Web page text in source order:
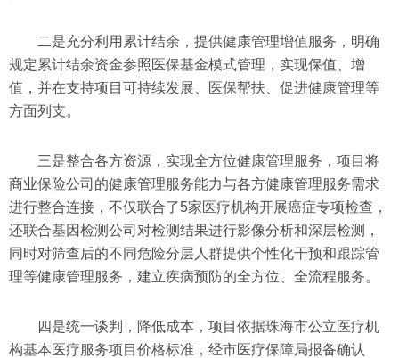
二是充分利用累计结余，提供健康管理增值服务，明确
规定累计结余资金参照医保基金模式管理，实现保值、增
值，并在支持项目可持续发展、医保帮扶、促进健康管理等
方面列支。
三是整合各方资源，实现全方位健康管理服务，项目将
商业保险公司的健康管理服务能力与各方健康管理服务需求
进行整合连接，不仅联合了5家医疗机构开展癌症专项检查，
还联合基因检测公司对检测结果进行影像分析和深层检测，
同时对筛查后的不同危险分层人群提供个性化干预和跟踪管
理等健康管理服务，建立疾病预防的全方位、全流程服务。
四是统一谈判，降低成本，项目依据珠海市公立医疗机
构基本医疗服务项目价格标准，经市医疗保障局报备确认